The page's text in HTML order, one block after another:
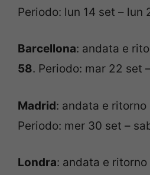
Periodo: lun 14 set – lun
Barcellona: andata e
58. Periodo: mar 22 set
Madrid: andata e
Periodo: mer 30 set –
Londra: andata e